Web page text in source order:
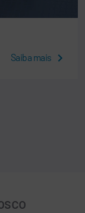
Saiba mais